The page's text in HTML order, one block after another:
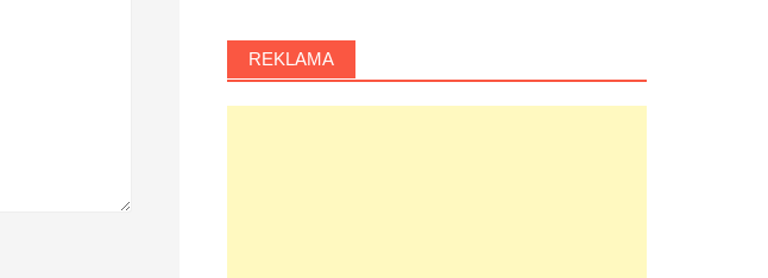
REKLAMA